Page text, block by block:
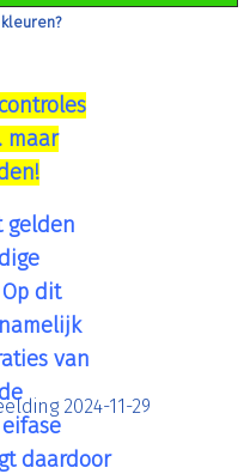
maar
gelden
dit
van
daardoor